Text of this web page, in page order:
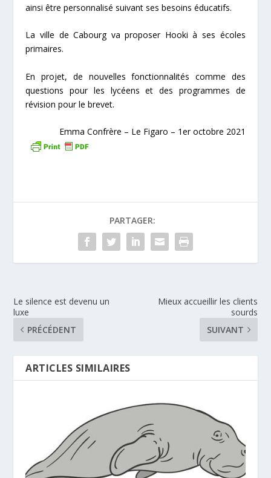
ainsi être personnalisé suivant ses besoins éducatifs.
La ville de Cabourg va proposer Hooki à ses écoles
primaires.
En projet, de nouvelles fonctionnalités comme des
questions pour les lycéens et des programmes de
révision pour le brevet.
Emma Confrère – Le Figaro – 1eroctobre 2021
PARTAGER:
Le silence est devenu un
luxe
PRÉCÉDENT
Mieux accueillir les clients
sourds
SUIVANT
ARTICLES SIMILAIRES